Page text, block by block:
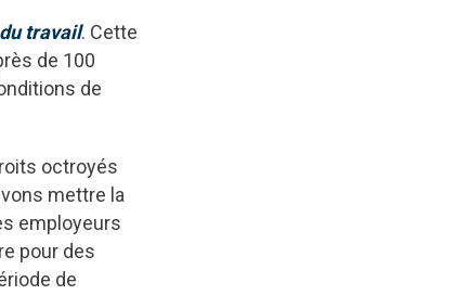
travail. Cette
de 100
de
octroyés
mettre la
employeurs
pour des
de